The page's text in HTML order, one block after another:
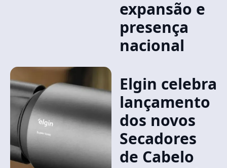
expansão e
presença
nacional
Elgin celebra
lançamento
dos novos
Secadores
de Cabelo